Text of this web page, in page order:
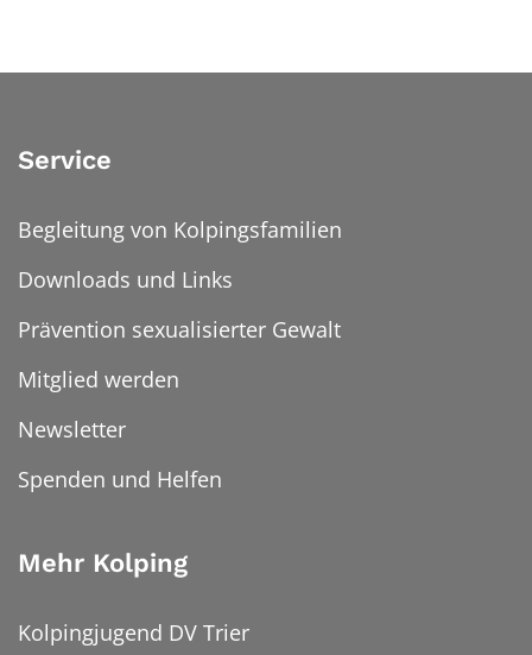
Service
Begleitung von Kolpingsfamilien
Downloads und Links
Prävention sexualisierter Gewalt
Mitglied werden
Newsletter
Spenden und Helfen
Mehr Kolping
Kolpingjugend DV Trier